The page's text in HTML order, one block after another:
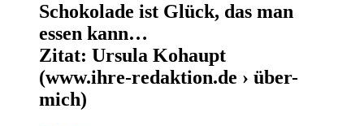
Schokolade ist Glück, das man
essen kann…
Zitat: Ursula Kohaupt
(www.ihre-redaktion.de › über-
mich)